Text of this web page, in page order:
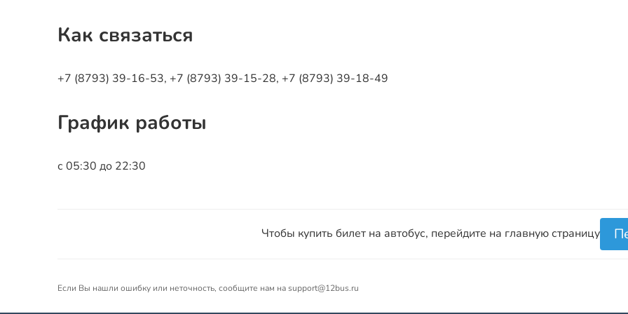
Как связаться
+7 (8793) 39-16-53, +7 (8793) 39-15-28, +7 (8793) 39-18-49
График работы
с 05:30 до 22:30
Чтобы купить билет на автобус, перейдите на главную страницу
Если Вы нашли ошибку или неточность, сообщите нам на support@12bus.ru